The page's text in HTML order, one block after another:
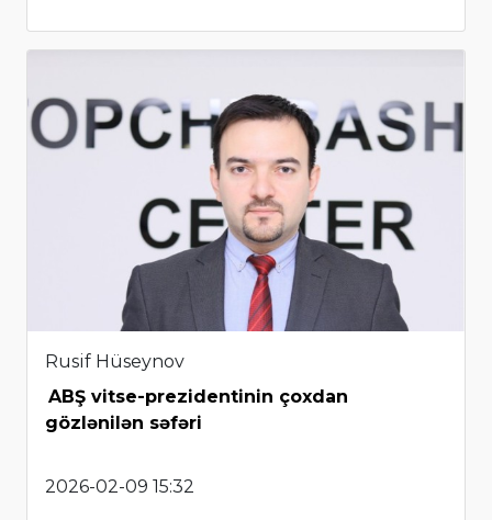
Rusif Hüseynov
ABŞ vitse-prezidentinin çoxdan
gözlənilən səfəri
2026-02-09 15:32